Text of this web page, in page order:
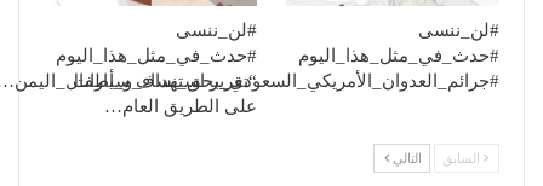
#لن_ننسى
#حدث_في_مثل_هذا_اليوم
#لن_ننسى
#حدث_في_مثل_هذا_اليوم
“تقرير استهداف سيارات
على الطريق العام…
السابق التالي